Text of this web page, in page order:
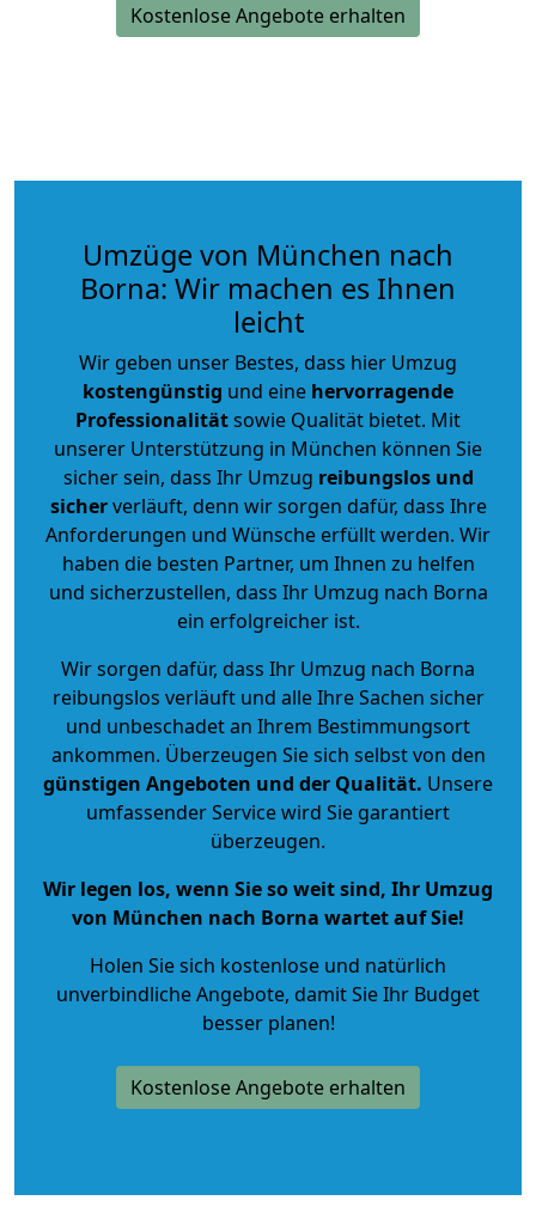
Kostenlose Angebote erhalten
Umzüge von München nach
Borna: Wir machen es Ihnen
leicht
Wir geben unser Bestes, dass hier Umzug
kostengünstig und eine hervorragende
Professionalitätsowie Qualität bietet. Mit
unserer Unterstützung in München können Sie
sicher sein, dass Ihr Umzug reibungslos und
sicherverläuft, denn wir sorgen dafür, dass Ihre
Anforderungen und Wünsche erfüllt werden. Wir
haben die besten Partner, um Ihnen zu helfen
und sicherzustellen, dass Ihr Umzug nach Borna
ein erfolgreicher ist.
Wir sorgen dafür, dass Ihr Umzug nach Borna
reibungslos verläuft und alle Ihre Sachen sicher
und unbeschadet an Ihrem Bestimmungsort
ankommen. Überzeugen Sie sich selbst von den
günstigen Angeboten und der Qualität. Unsere
umfassender Service wird Sie garantiert
überzeugen.
Wir legen los, wenn Sie so weit sind, Ihr Umzug
von München nach Borna wartet auf Sie!
Holen Sie sich kostenlose und natürlich
unverbindliche Angebote, damit Sie Ihr Budget
besser planen!
Kostenlose Angebote erhalten